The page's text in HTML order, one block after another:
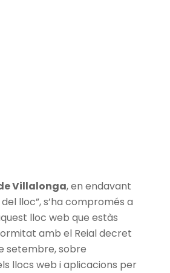
Villalonga, en endavant
lloc”, s’ha compromés a
lloc web que estàs
amb el Reial decret
setembre, sobre
llocs web i aplicacions per